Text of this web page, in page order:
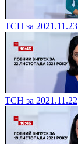
ТСН за 2021.11.23
ТСН за 2021.11.22